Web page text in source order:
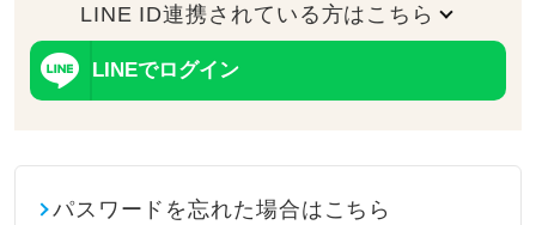
LINE ID連携されている方はこちら
LINEでログイン
パスワードを忘れた場合はこちら